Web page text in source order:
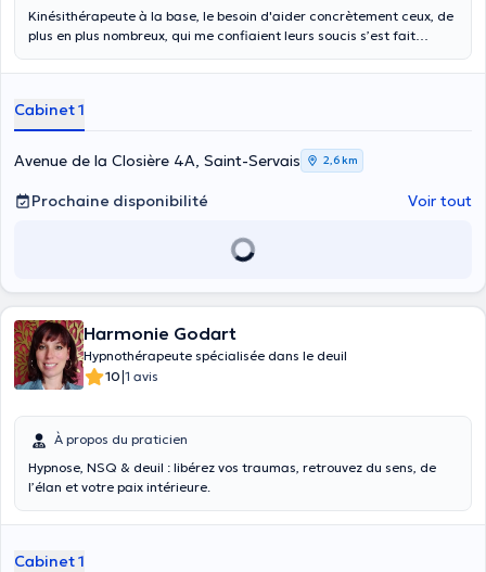
Kinésithérapeute à la base, le besoin d'aider concrètement ceux, de
plus en plus nombreux, qui me confiaient leurs soucis s’est fait
Bruxelles et hypnose médicale à Paris, m’ont alors donnés un outil à
L’hypnose, un voyage intérieur accompagné par une voix, appelée
également conscience modifiée, vous permet de trouver et de
mobiliser les ressources qui sont en vous pour atteindre VOTRE
objectif ! Nous en parlerons lors de notre 1er rdv. C’est lors de cette
première rencontre, que les réponses à mes questions vous
mèneront déjà bien souvent en hypnose conversationnelle éveillée.
Cet outil, que je vous aiderai à utiliser, fonctionne aussi bien pour :
d’un travail ou autres .. .les douleurs de type chroniques ou de
migraines… .le stress, Ou toutes autres demandes de
changement… Vous savez, tous ces comportements qui vous font
dire : « c’est plus fort que moi… »
Cabinet 1
Avenue de la Closière 4A, Saint-Servais 2,6 km
Prochaine disponibilité Voir tout
Harmonie Godart
Hypnothérapeute spécialisée dans le deuil
10|1 avis
À propos du praticien
Hypnose, NSQ & deuil : libérez vos traumas, retrouvez du sens, de
l’élan et votre paix intérieure.
Cabinet 1